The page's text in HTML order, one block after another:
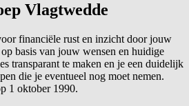
Vlagtwedde
financiële rust en inzicht door jouw
basis van jouw wensen en huidige
transparant te maken en je een duidelijk
die je eventueel nog moet nemen.
1 oktober 1990.